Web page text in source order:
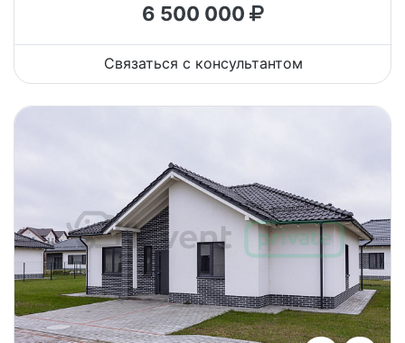
6 500 000
Связаться с консультантом